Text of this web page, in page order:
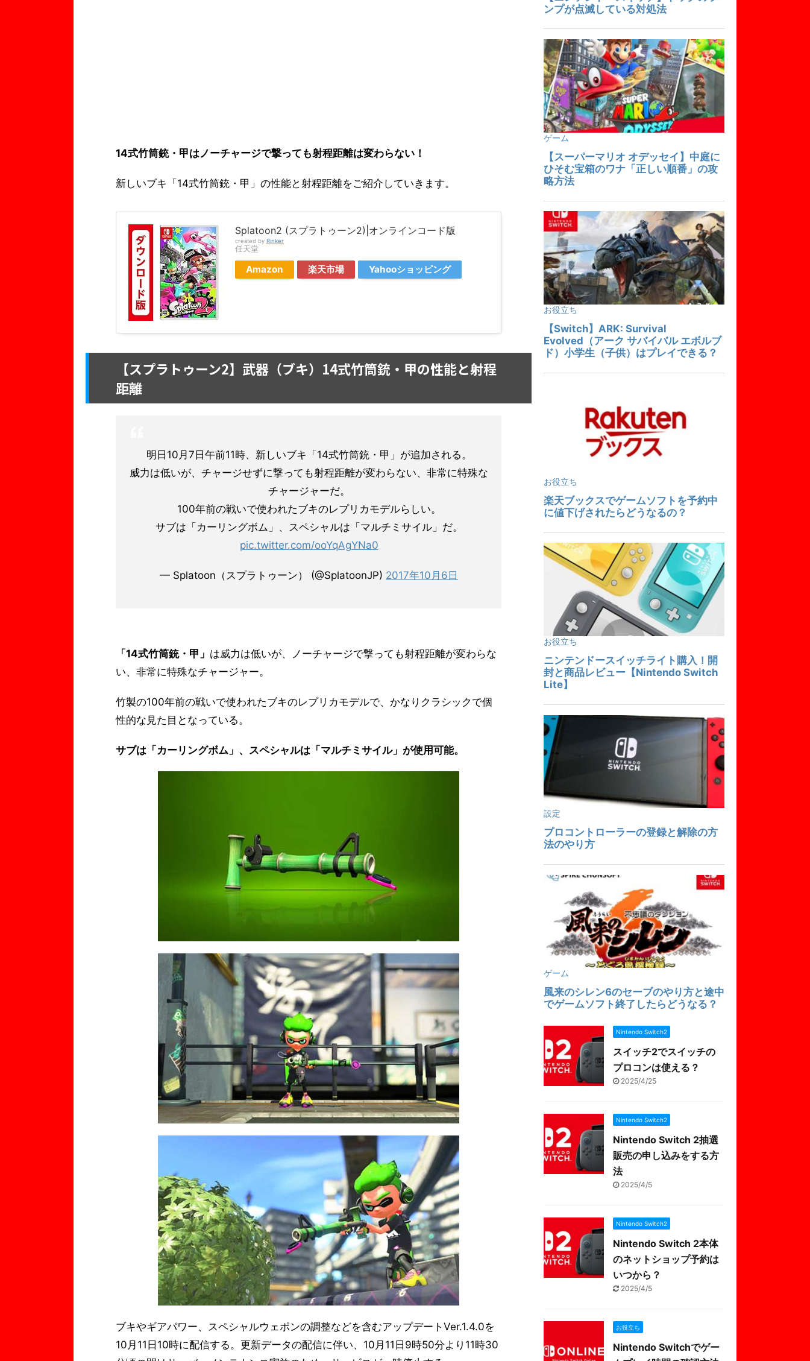
14式竹筒銃・甲はノーチャージで撃っても射程距離は変わらない！
新しいブキ「14式竹筒銃・甲」の性能と射程距離をご紹介していきます。
Splatoon2 (スプラトゥーン2)|オンラインコード版
created by Rinker
任天堂
Amazon 楽天市場 Yahooショッピング
【スプラトゥーン2】武器（ブキ）14式竹筒銃・甲の性能と射程
距離
明日10月7日午前11時、新しいブキ「14式竹筒銃・甲」が追加される。
威力は低いが、チャージせずに撃っても射程距離が変わらない、非常に特殊な
チャージャーだ。
100年前の戦いで使われたブキのレプリカモデルらしい。
サブは「カーリングボム」、スペシャルは「マルチミサイル」だ。
pic.twitter.com/ooYqAgYNa0
— Splatoon（スプラトゥーン） (@SplatoonJP) 2017年10月6日
「14式竹筒銃・甲」 は威力は低いが、ノーチャージで撃っても射程距離が変わらな
い、非常に特殊なチャージャー。
竹製の100年前の戦いで使われたブキのレプリカモデルで、かなりクラシックで個
性的な見た目となっている。
サブは「カーリングボム」、スペシャルは「マルチミサイル」が使用可能。
ブキやギアパワー、スペシャルウェポンの調整などを含むアップデートVer.1.4.0を
10月11日10時に配信する。更新データの配信に伴い、10月11日9時50分より11時30
Nintendo Switch2
スイッチ2でスイッチの
プロコンは使える？
2025/4/25
Nintendo Switch2
Nintendo Switch 2抽選
販売の申し込みをする方
法
2025/4/5
Nintendo Switch2
Nintendo Switch 2本体
のネットショップ予約は
いつから？
2025/4/5
お役立ち
Nintendo Switchでゲー